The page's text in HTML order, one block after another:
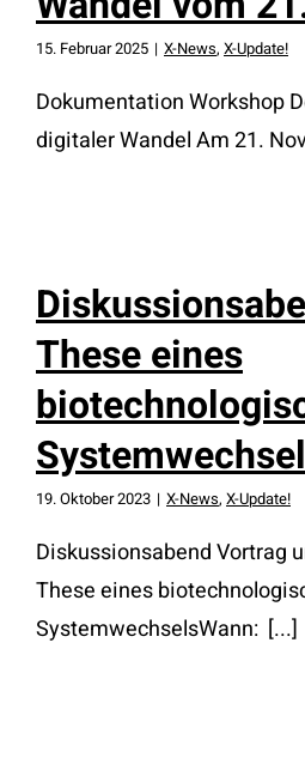
15. Februar 2025 | X-News, X-Update!
Dokumentation Workshop
digitaler Wandel Am 21.
These eines
19. Oktober 2023 | X-News, X-Update!
Diskussionsabend Vortrag
These eines
SystemwechselsWann: [...]